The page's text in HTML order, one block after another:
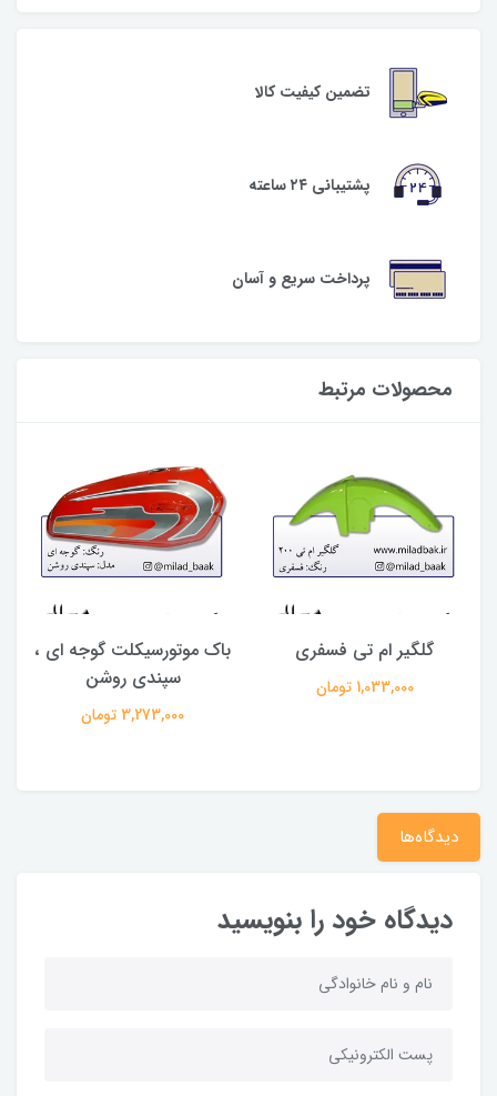
تضمین کیفیت کالا
پشتیبانی ۲۴ ساعته
پرداخت سریع و آسان
محصولات مرتبط
گلگیر ام تی فسفری
1,033,000 تومان
باک موتورسیکلت گوجه ای ،
سپندی روشن
3,273,000 تومان
دیدگاه‌ها
دیدگاه خود را بنویسید